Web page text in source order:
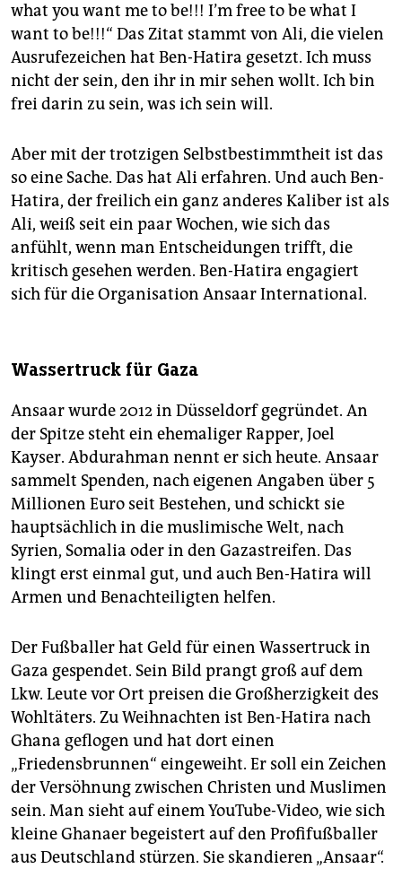
what you want me to be!!! I’m free to be what I
want to be!!!“ Das Zitat stammt von Ali, die vielen
Ausrufezeichen hat Ben-Hatira gesetzt. Ich muss
nicht der sein, den ihr in mir sehen wollt. Ich bin
frei darin zu sein, was ich sein will.
Aber mit der trotzigen Selbstbestimmtheit ist das
so eine Sache. Das hat Ali erfahren. Und auch Ben-
Hatira, der freilich ein ganz anderes Kaliber ist als
Ali, weiß seit ein paar Wochen, wie sich das
anfühlt, wenn man Entscheidungen trifft, die
kritisch gesehen werden. Ben-Hatira engagiert
sich für die Organisation Ansaar International.
Wassertruck für Gaza
Ansaar wurde 2012 in Düsseldorf gegründet. An
der Spitze steht ein ehemaliger Rapper, Joel
Kayser. Abdurahman nennt er sich heute. Ansaar
sammelt Spenden, nach eigenen Angaben über 5
Millionen Euro seit Bestehen, und schickt sie
hauptsächlich in die muslimische Welt, nach
Syrien, Somalia oder in den Gazastreifen. Das
klingt erst einmal gut, und auch Ben-Hatira will
Armen und Benachteiligten helfen.
Der Fußballer hat Geld für einen Wassertruck in
Gaza gespendet. Sein Bild prangt groß auf dem
Lkw. Leute vor Ort preisen die Großherzigkeit des
Wohltäters. Zu Weihnachten ist Ben-Hatira nach
Ghana geflogen und hat dort einen
„Friedensbrunnen“ eingeweiht. Er soll ein Zeichen
der Versöhnung zwischen Christen und Muslimen
sein. Man sieht auf einem YouTube-Video, wie sich
kleine Ghanaer begeistert auf den Profifußballer
aus Deutschland stürzen. Sie skandieren „Ansaar“.